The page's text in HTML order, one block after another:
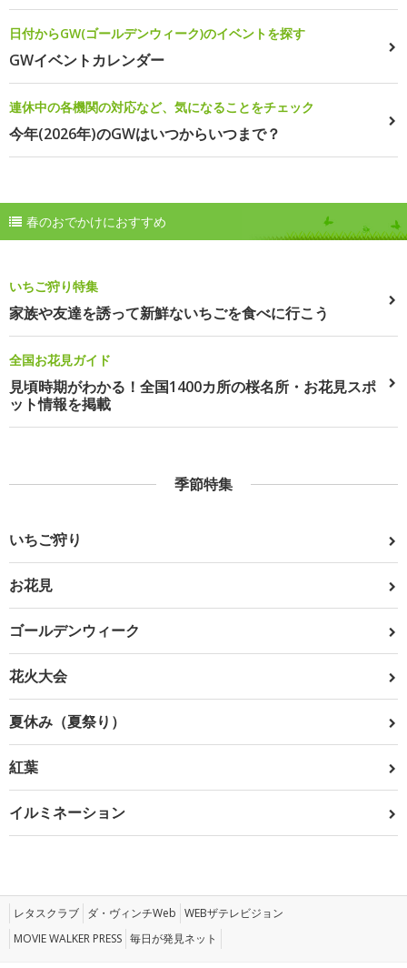
日付からGW(ゴールデンウィーク)のイベントを探す
GWイベントカレンダー
連休中の各機関の対応など、気になることをチェック
今年(2026年)のGWはいつからいつまで？
春のおでかけにおすすめ
いちご狩り特集
家族や友達を誘って新鮮ないちごを食べに行こう
全国お花見ガイド
見頃時期がわかる！全国1400カ所の桜名所・お花見スポ
ット情報を掲載
季節特集
いちご狩り
お花見
ゴールデンウィーク
花火大会
夏休み（夏祭り）
紅葉
イルミネーション
レタスクラブ ダ・ヴィンチWeb WEBザテレビジョン
MOVIE WALKER PRESS 毎日が発見ネット